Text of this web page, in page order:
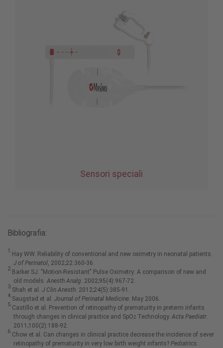
Sensori speciali
Bibliografia:
1.Hay WW. Reliability of conventional and new oximetry in neonatal patients.
J of Perinatol, 2002;22:360-36.
2.Barker SJ. "Motion-Resistant" Pulse Oximetry: A comparison of new and
old models. Anesth Analg. 2002;95(4):967-72.
3.Shah et al. J Clin Anesth. 2012;24(5):385-91.
4.Saugstad et al. Journal of Perinatal Medicine. May 2006.
5.Castillo et al. Prevention of retinopathy of prematurity in preterm infants
through changes in clinical practice and SpO2 Technology. Acta Paediatr.
2011;100(2):188-92.
6.Chow et al. Can changes in clinical practice decrease the incidence of sever
retinopathy of prematurity in very low birth weight infants? Pediatrics.